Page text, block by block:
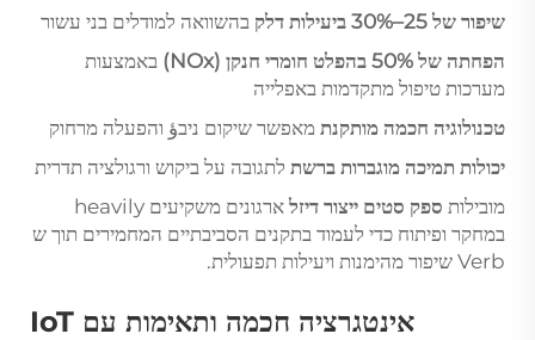
שיפור של 25–30% ביעילות דלק
בהשוואה למודלים בני עשור
הפחתה של 50% בהפלט חומרי חנקן (NOx)
באמצעות
מערכות טיפול מתקדמות באפלייה
טכנולוגיה חכמה מותקנת מאפשר שיקום ניבؤ והפעלה מרחוק
יכולות תמיכה מוגברות ברשת לתגובה על ביקוש ורגולציה תדרית
מובילות ספק סטים ייצור דיזל
ארגונים משקיעים heavily
במחקר ופיתוח כדי לעמוד בתקנים הסביבתיים המחמירים תוך ש
Verb שיפור מהימנות ויעילות תפעולית.
אינטגרציה חכמה ותאימות עם IoT